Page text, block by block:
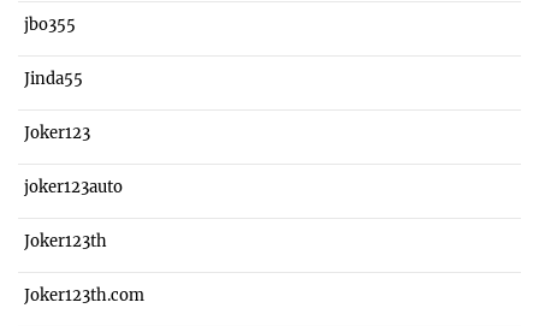
jbo355
Jinda55
Joker123
joker123auto
Joker123th
Joker123th.com